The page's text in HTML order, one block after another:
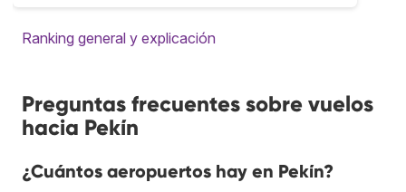
Ranking general y explicación
Preguntas frecuentes sobre vuelos
hacia Pekín
¿Cuántos aeropuertos hay en Pekín?